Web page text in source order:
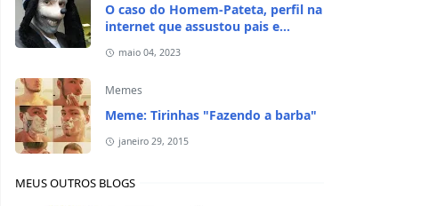
O caso do Homem-Pateta, perfil na
internet que assustou pais e
maio 04, 2023
Memes
Meme: Tirinhas "Fazendo a barba"
janeiro 29, 2015
MEUS OUTROS BLOGS